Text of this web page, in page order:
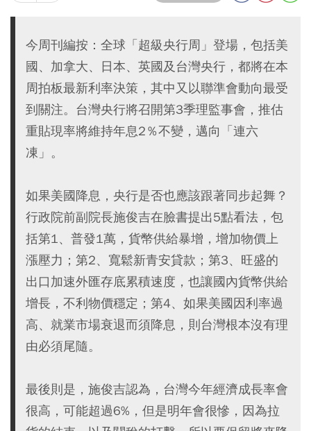
今周刊編按：全球「超級央行周」登場，包括美
國、加拿大、日本、英國及台灣央行，都將在本
周拍板最新利率決策，其中又以聯準會動向最受
到關注。台灣央行將召開第3季理監事會，推估
重貼現率將維持年息2％不變，邁向「連六
凍」。
如果美國降息，央行是否也應該跟著同步起舞？
行政院前副院長施俊吉在臉書提出5點看法，包
括第1、普發1萬，貨幣供給暴增，增加物價上
漲壓力；第2、寬鬆新青安貸款；第3、旺盛的
出口加速外匯存底累積速度，也讓國內貨幣供給
增長，不利物價穩定；第4、如果美國因利率過
高、就業市場衰退而須降息，則台灣根本沒有理
由必須尾隨。
最後則是，施俊吉認為，台灣今年經濟成長率會
很高，可能超過6%，但是明年會很慘，因為拉